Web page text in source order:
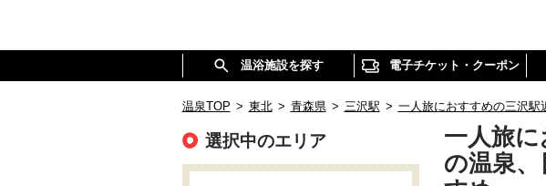
温浴施設を探す 電子チケット・クーポン
温泉TOP > 東北 > 青森県 > 三沢駅 > 一人旅におすすめの三沢駅
一人旅に
の温泉
選択中のエリア